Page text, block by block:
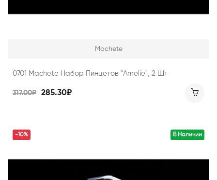
Machete
0701 Machete Набор Пинцетов "Amelie", 2 Шт
317.00₽ 285.30₽
В Наличии
-10%